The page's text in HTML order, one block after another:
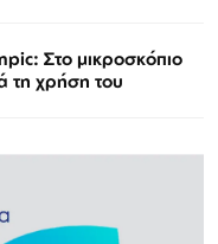
Στο μικροσκόπιο
τη χρήση του